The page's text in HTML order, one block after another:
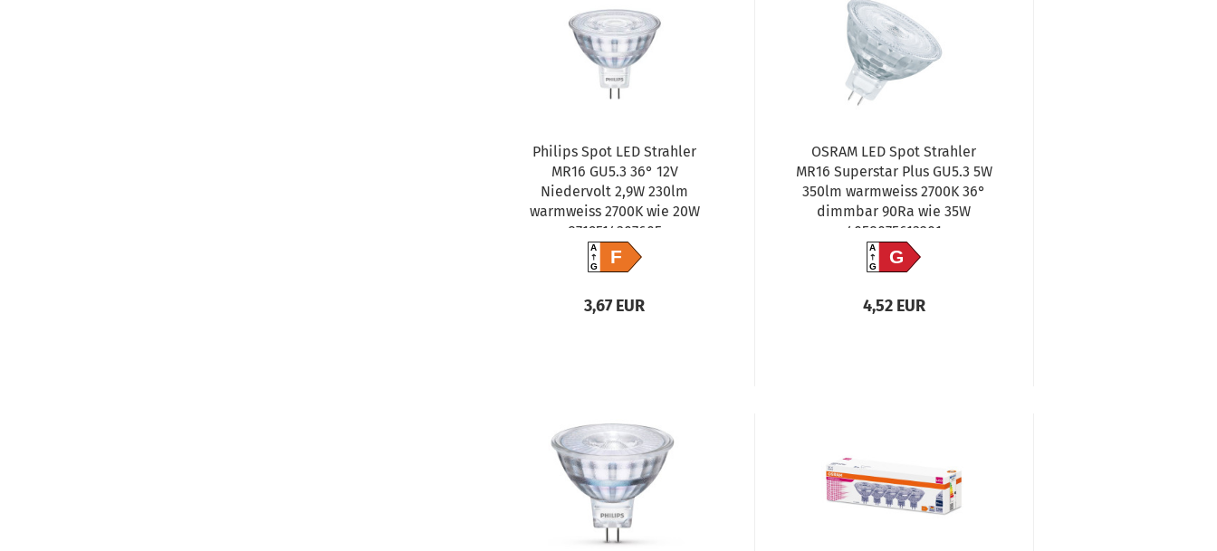
Philips Spot LED Strahler
MR16 GU5.3 36° 12V
Niedervolt 2,9W 230lm
warmweiss 2700K wie 20W
8719514307605
A
GF
3,67 EUR
OSRAM LED Spot Strahler
MR16 Superstar Plus GU5.3 5W
350lm warmweiss 2700K 36°
dimmbar 90Ra wie 35W
4058075613201
A
GG
4,52 EUR